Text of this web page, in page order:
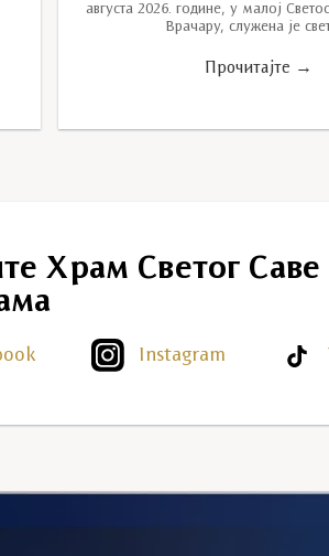
августа 2026. године, у малој
Врачару, служена је
Прочитајте →
Храм Светог
Instagram